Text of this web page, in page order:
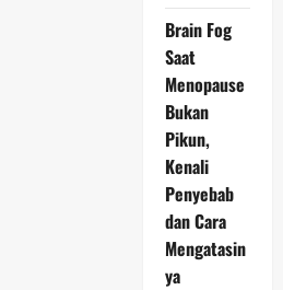
Brain Fog
Saat
Menopause
Bukan
Pikun,
Kenali
Penyebab
dan Cara
Mengatasin
ya